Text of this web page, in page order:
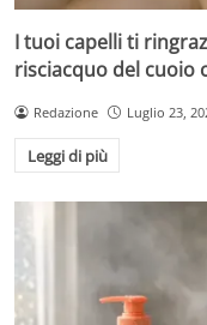
I tuoi capelli ti
risciacquo del cuoio
Redazione Luglio 23,
Leggi di più